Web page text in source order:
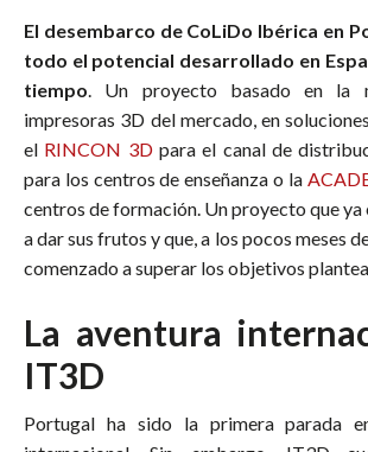
El desembarco de CoLiDo Ibérica en
todo el potencial desarrollado en
tiempo . Un proyecto basado en la
impresoras 3D del mercado, en
el RINCON 3Dpara el canal de
para los centros de enseñanza o la
centros de formación. Un proyecto que ya
a dar sus frutos y que, a los pocos meses
comenzado a superar los objetivos
La aventura
IT3D
Portugal ha sido la primera parada